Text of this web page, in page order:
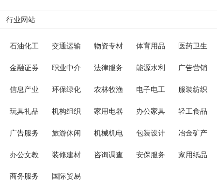
行业网站
石油化工 交通运输 物资专材 体育用品 医药卫生
金融证券 职业中介 法律服务 能源水利 广告营销
信息产业 环保绿化 农林牧渔 电子电工 服装纺织
玩具礼品 机构组织 家用电器 办公家具 轻工食品
广告服务 旅游休闲 机械机电 包装设计 冶金矿产
办公文教 装修建材 咨询调查 安保服务 家用纸品
商务服务 国际贸易